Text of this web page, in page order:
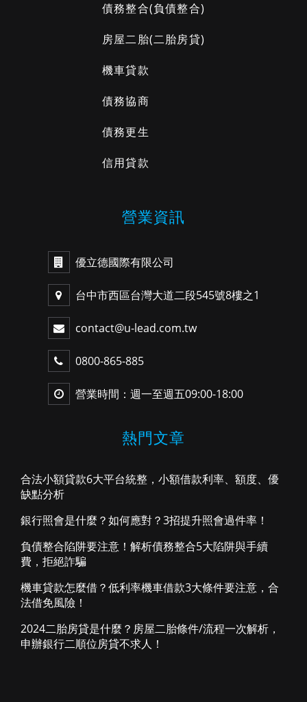
債務整合(負債整合)
房屋二胎(二胎房貸)
機車貸款
債務協商
債務更生
信用貸款
營業資訊
優立德國際有限公司
台中市西區台灣大道二段545號8樓之1
contact@u-lead.com.tw
0800-865-885
營業時間：週一至週五09:00-18:00
熱門文章
合法小額貸款6大平台統整，小額借款利率、額度、優
缺點分析
銀行照會是什麼？如何應對？3招提升照會過件率！
負債整合陷阱要注意！解析債務整合5大陷阱與手續
費，拒絕詐騙
機車貸款怎麼借？低利率機車借款3大條件要注意，合
法借免風險！
2024二胎房貸是什麼？房屋二胎條件/流程一次解析，
申辦銀行二順位房貸不求人！